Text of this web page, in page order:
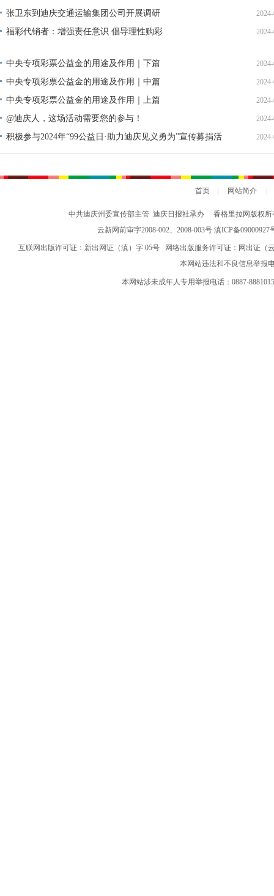
张卫东到迪庆交通运输集团公司开展调研
福彩代销者：增强责任意识 倡导理性购彩
中央专项彩票公益金的用途及作用｜下篇
中央专项彩票公益金的用途及作用｜中篇
中央专项彩票公益金的用途及作用｜上篇
@迪庆人，这场活动需要您的参与！
积极参与2024年“99公益日·助力迪庆见义勇为”宣传募捐活
动倡议书